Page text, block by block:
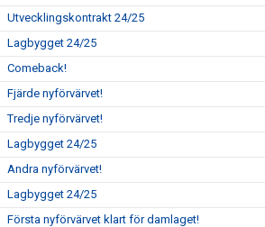
Utvecklingskontrakt 24/25
Lagbygget 24/25
Comeback!
Fjärde nyförvärvet!
Tredje nyförvärvet!
Lagbygget 24/25
Andra nyförvärvet!
Lagbygget 24/25
Första nyförvärvet klart för damlaget!